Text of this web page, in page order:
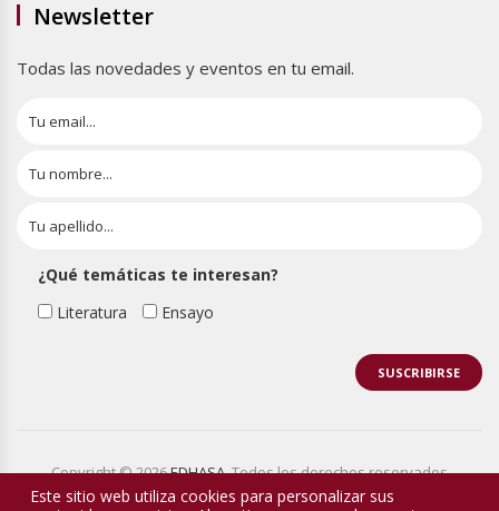
Newsletter
Todas las novedades y eventos en tu email.
¿Qué temáticas te interesan?
Literatura
Ensayo
Copyright © 2026EDHASA. Todos los derechos reservados
Este sitio web utiliza cookies para personalizar sus